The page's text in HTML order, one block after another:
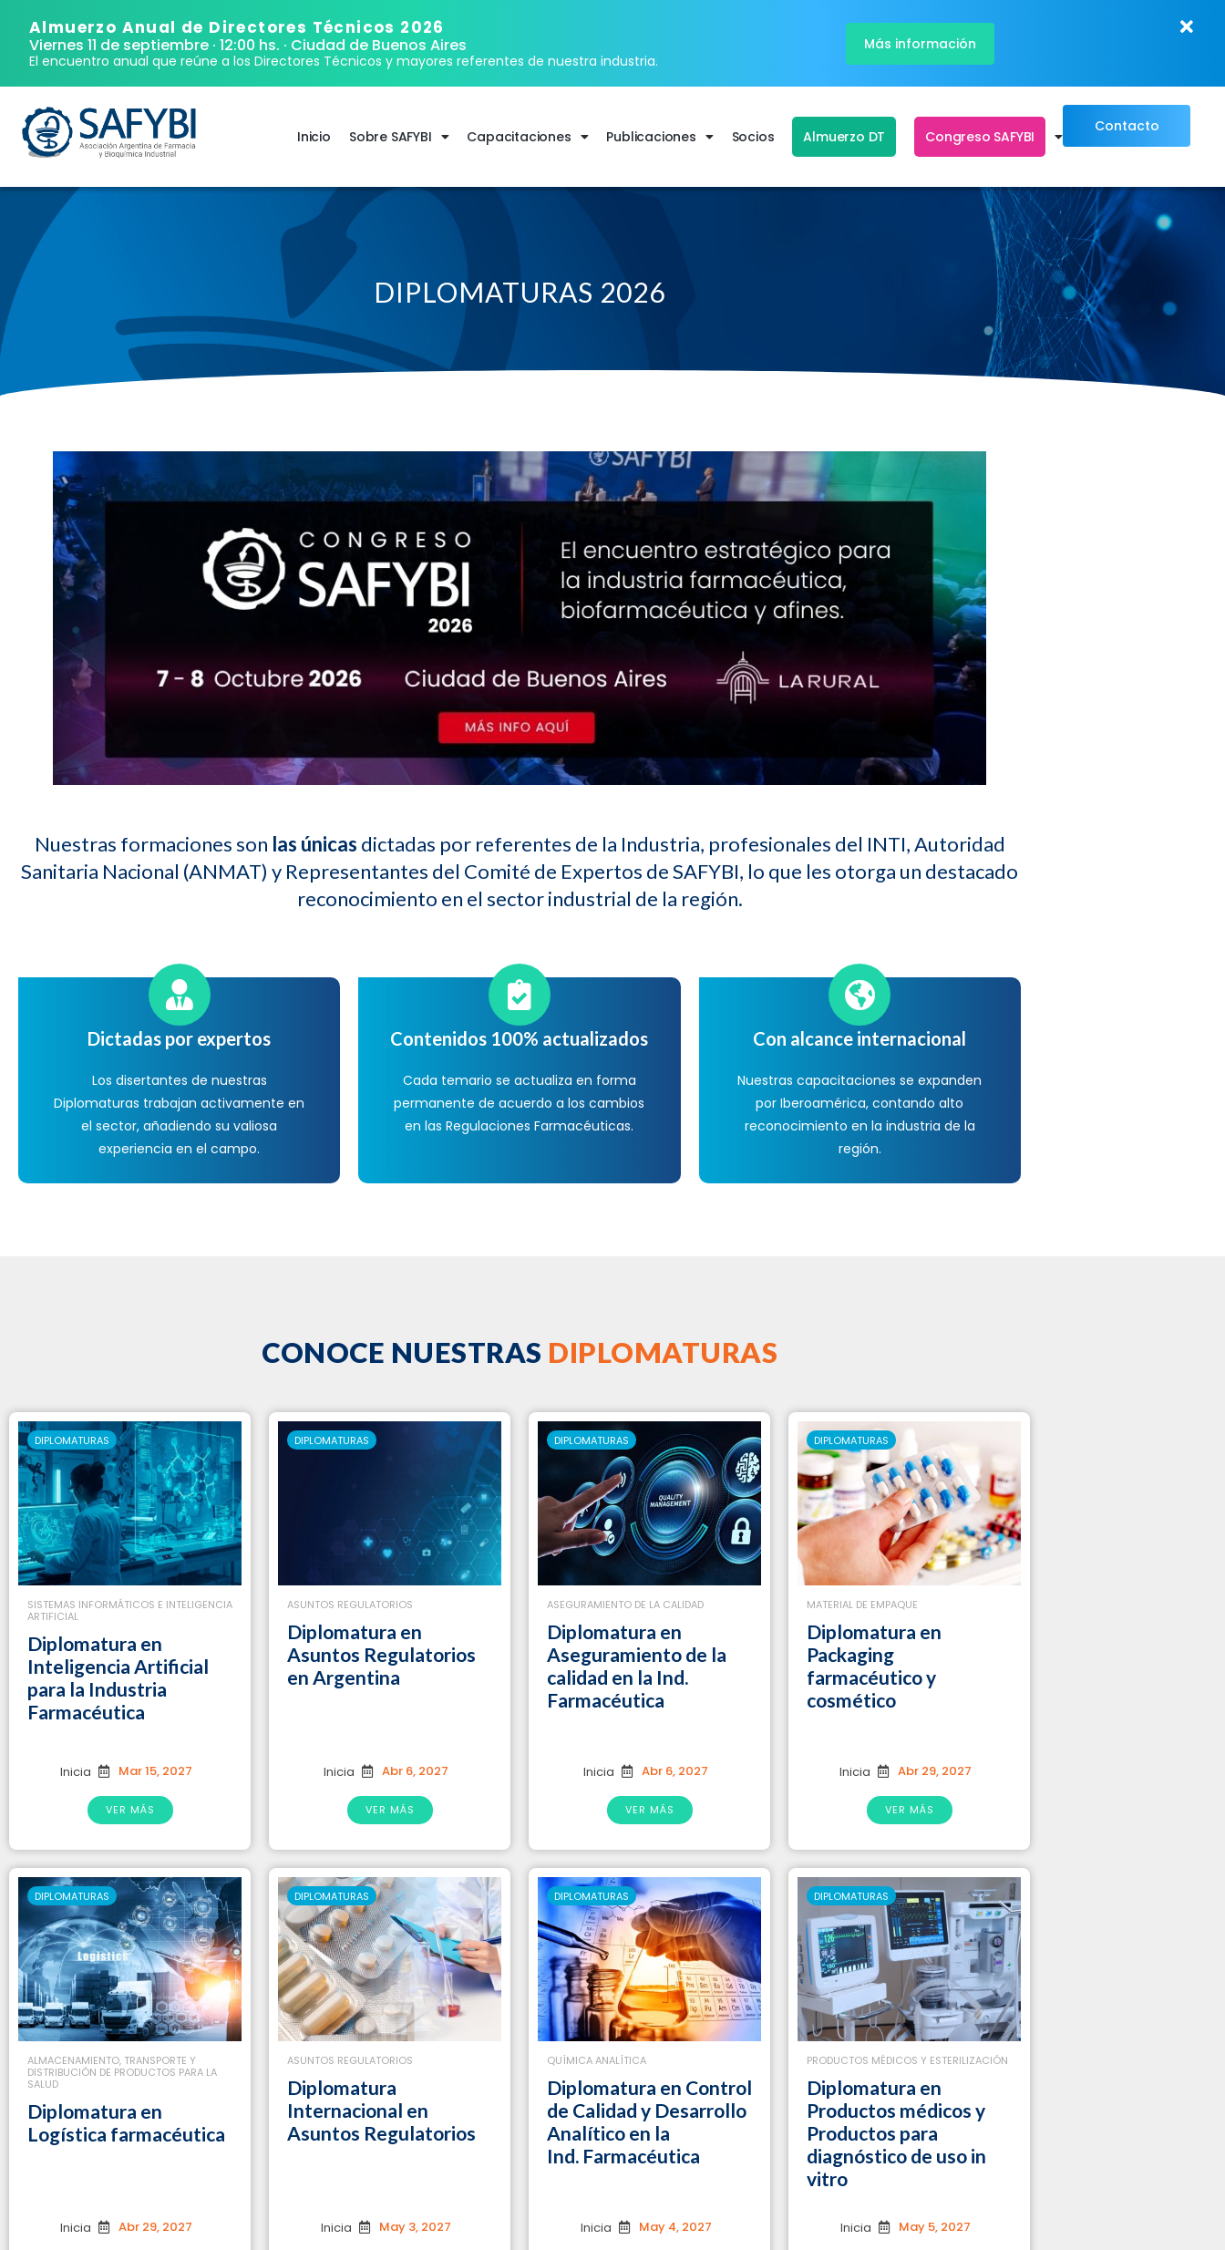
Almuerzo Anual de Directores Técnicos 2026
Viernes 11 de septiembre · 12:00 hs. · Ciudad de Buenos Aires
El encuentro anual que reúne a los Directores Técnicos y mayores referentes de nuestra industria.
Más información
Inicio Sobre SAFYBI Capacitaciones Publicaciones Socios Almuerzo DT Congreso SAFYBI
Contacto
DIPLOMATURAS 2026
Nuestras formaciones son las únicas dictadas por referentes de la Industria, profesionales del INTI, Autoridad
Sanitaria Nacional (ANMAT) y Representantes del Comité de Expertos de SAFYBI, lo que les otorga un destacado
reconocimiento en el sector industrial de la región.
Dictadas por expertos
Los disertantes de nuestras
Diplomaturas trabajan activamente en
el sector, añadiendo su valiosa
experiencia en el campo.
Contenidos 100% actualizados
Cada temario se actualiza en forma
permanente de acuerdo a los cambios
en las Regulaciones Farmacéuticas.
Con alcance internacional
Nuestras capacitaciones se expanden
por Iberoamérica, contando alto
reconocimiento en la industria de la
región.
CONOCE NUESTRAS DIPLOMATURAS
DIPLOMATURAS
SISTEMAS INFORMÁTICOS E INTELIGENCIA
ARTIFICIAL
Diplomatura en
Inteligencia Artificial
para la Industria
Farmacéutica
Inicia Mar 15, 2027
VER MÁS
DIPLOMATURAS
ASUNTOS REGULATORIOS
Diplomatura en
Asuntos Regulatorios
en Argentina
Inicia Abr 6, 2027
VER MÁS
DIPLOMATURAS
ASEGURAMIENTO DE LA CALIDAD
Diplomatura en
Aseguramiento de la
calidad en la Ind.
Farmacéutica
Inicia Abr 6, 2027
VER MÁS
DIPLOMATURAS
MATERIAL DE EMPAQUE
Diplomatura en
Packaging
farmacéutico y
cosmético
Inicia Abr 29, 2027
VER MÁS
DIPLOMATURAS
ALMACENAMIENTO, TRANSPORTE Y
DISTRIBUCIÓN DE PRODUCTOS PARA LA
SALUD
Diplomatura en
Logística farmacéutica
Inicia Abr 29, 2027
DIPLOMATURAS
ASUNTOS REGULATORIOS
Diplomatura
Internacional en
Asuntos Regulatorios
Inicia May 3, 2027
DIPLOMATURAS
QUÍMICA ANALÍTICA
Diplomatura en Control
de Calidad y Desarrollo
Analítico en la
Ind. Farmacéutica
Inicia May 4, 2027
DIPLOMATURAS
PRODUCTOS MÉDICOS Y ESTERILIZACIÓN
Diplomatura en
Productos médicos y
Productos para
diagnóstico de uso in
vitro
Inicia May 5, 2027